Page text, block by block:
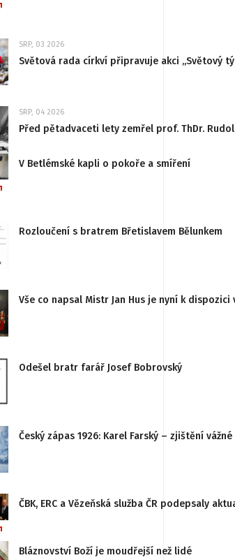
SRP, 03 2026
Světová rada církví připravuje akci „Světový
SRP, 04 2026
Před pětadvaceti lety zemřel prof. ThDr.
V Betlémské kapli o pokoře a smíření
Rozloučení s bratrem Břetislavem Bělunkem
Vše co napsal Mistr Jan Hus je nyní k
Odešel bratr farář Josef Bobrovský
Český zápas 1926: Karel Farský – zjištění
ČBK, ERC a Vězeňská služba ČR podepsaly
Bláznovství Boží je moudřejší než lidé